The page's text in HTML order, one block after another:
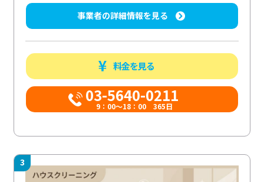
事業者の詳細情報を見る
料金を見る
03-5640-0211
9：00～18：00 365日
3